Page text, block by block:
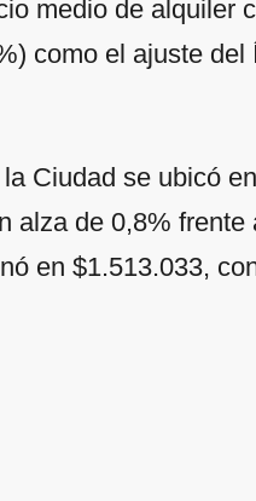
medio de alquiler
como el ajuste
Ciudad se ubicó
alza de 0,8%
en $1.513.033,